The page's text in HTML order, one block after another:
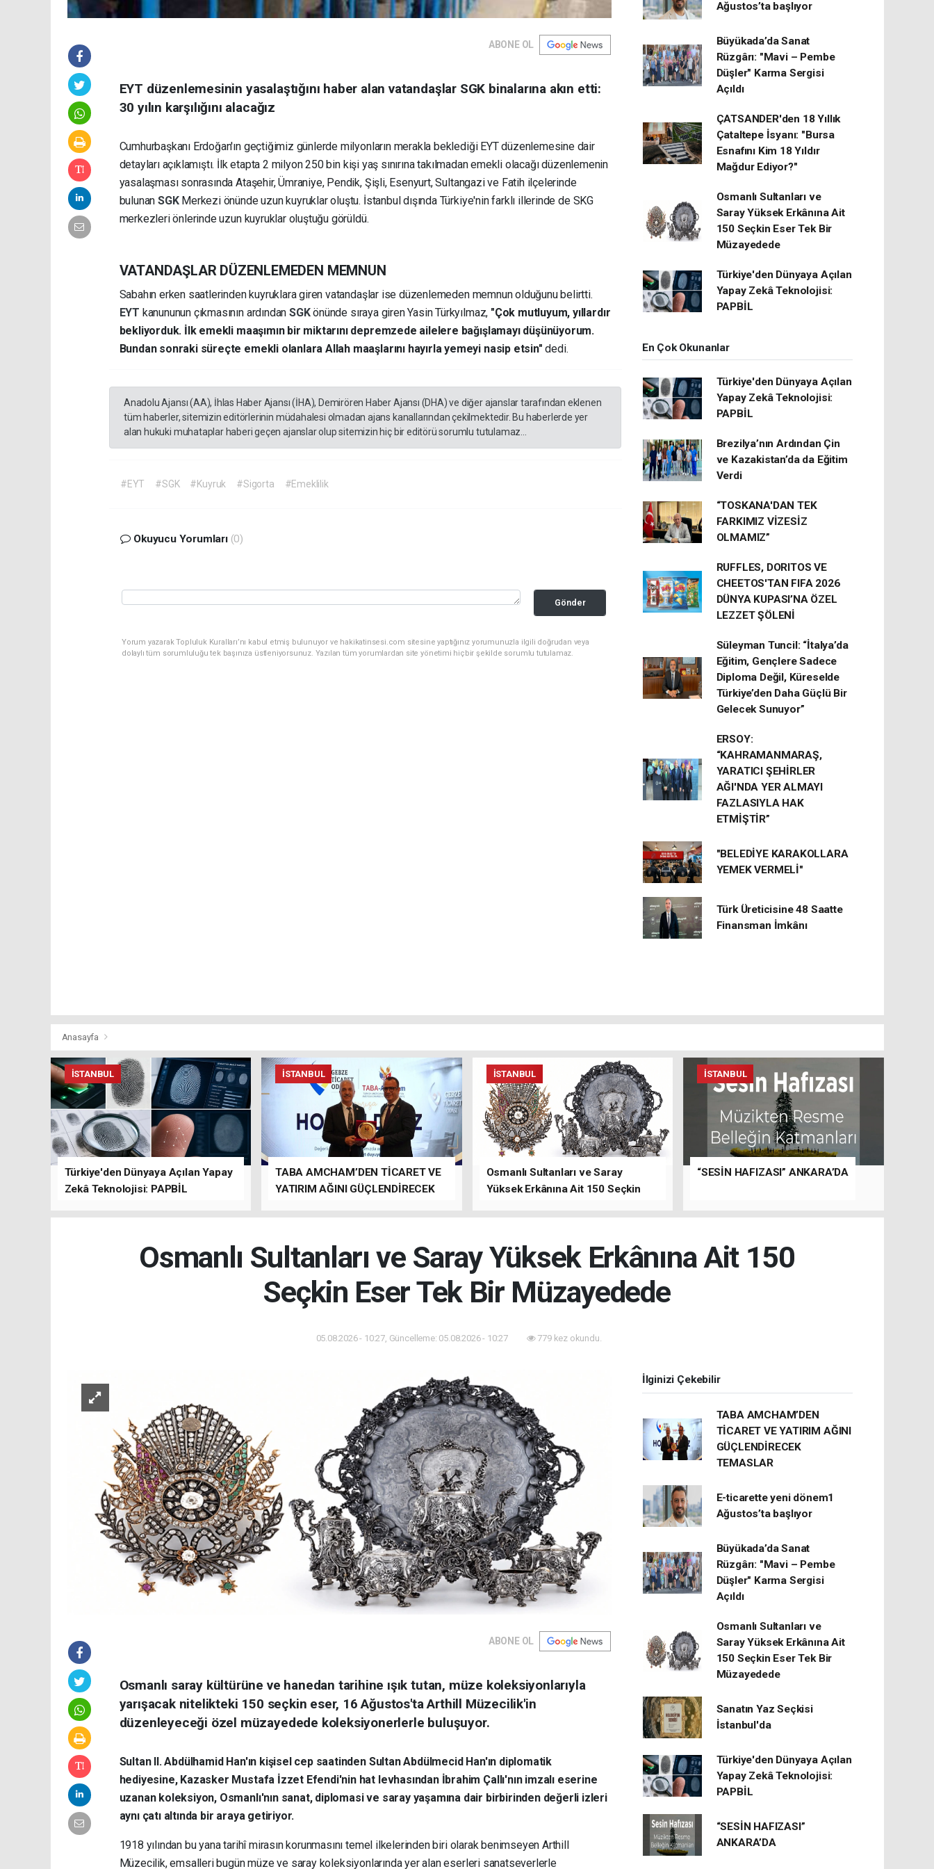
ABONE OL
EYT düzenlemesinin yasalaştığını haber alan vatandaşlar SGK binalarına akın etti:
30 yılın karşılığını alacağız
Cumhurbaşkanı Erdoğan'ın geçtiğimiz günlerde milyonların merakla beklediği EYT düzenlemesine dair
detayları açıklamıştı. İlk etapta 2 milyon 250 bin kişi yaş sınırına takılmadan emekli olacağı düzenlemenin
yasalaşması sonrasında Ataşehir, Ümraniye, Pendik, Şişli, Esenyurt, Sultangazi ve Fatih ilçelerinde
bulunan SGK Merkezi önünde uzun kuyruklar oluştu. İstanbul dışında Türkiye'nin farklı illerinde de SKG
merkezleri önlerinde uzun kuyruklar oluştuğu görüldü.
VATANDAŞLAR DÜZENLEMEDEN MEMNUN
Sabahın erken saatlerinden kuyruklara giren vatandaşlar ise düzenlemeden memnun olduğunu belirtti.
EYT kanununun çıkmasının ardından SGKönünde sıraya giren Yasin Türkyılmaz, "Çok mutluyum, yıllardır
bekliyorduk. İlk emekli maaşımın bir miktarını depremzede ailelere bağışlamayı düşünüyorum.
Bundan sonraki süreçte emekli olanlara Allah maaşlarını hayırla yemeyi nasip etsin" dedi.
Anadolu Ajansı (AA), İhlas Haber Ajansı (İHA), Demirören Haber Ajansı (DHA) ve diğer ajanslar tarafından eklenen
tüm haberler, sitemizin editörlerinin müdahalesi olmadan ajans kanallarından çekilmektedir. Bu haberlerde yer
alan hukuki muhataplar haberi geçen ajanslar olup sitemizin hiç bir editörü sorumlu tutulamaz...
#EYT #SGK #Kuyruk #Sigorta #Emeklilik
Okuyucu Yorumları (0)
Gönder
Yorum yazarak Topluluk Kuralları’nı kabul etmiş bulunuyor ve hakikatinsesi.com sitesine yaptığınız yorumunuzla ilgili doğrudan veya
dolaylı tüm sorumluluğu tek başınıza üstleniyorsunuz. Yazılan tüm yorumlardan site yönetimi hiçbir şekilde sorumlu tutulamaz.
Ağustos’ta başlıyor
Büyükada’da Sanat
Rüzgârı: "Mavi – Pembe
Düşler" Karma Sergisi
Açıldı
ÇATSANDER'den 18 Yıllık
Çataltepe İsyanı: "Bursa
Esnafını Kim 18 Yıldır
Mağdur Ediyor?"
Osmanlı Sultanları ve
Saray Yüksek Erkânına Ait
150 Seçkin Eser Tek Bir
Müzayedede
Türkiye'den Dünyaya Açılan
Yapay Zekâ Teknolojisi:
PAPBİL
En Çok Okunanlar
Türkiye'den Dünyaya Açılan
Yapay Zekâ Teknolojisi:
PAPBİL
Brezilya’nın Ardından Çin
ve Kazakistan’da da Eğitim
Verdi
“TOSKANA'DAN TEK
FARKIMIZ VİZESİZ
OLMAMIZ”
RUFFLES, DORITOS VE
CHEETOS'TAN FIFA 2026
DÜNYA KUPASI’NA ÖZEL
LEZZET ŞÖLENİ
Süleyman Tuncil: “İtalya’da
Eğitim, Gençlere Sadece
Diploma Değil, Küreselde
Türkiye’den Daha Güçlü Bir
Gelecek Sunuyor”
ERSOY:
“KAHRAMANMARAŞ,
YARATICI ŞEHİRLER
AĞI'NDA YER ALMAYI
FAZLASIYLA HAK
ETMİŞTİR”
"BELEDİYE KARAKOLLARA
YEMEK VERMELİ"
Türk Üreticisine 48 Saatte
Finansman İmkânı
Anasayfa
İSTANBUL
Türkiye'den Dünyaya Açılan Yapay
Zekâ Teknolojisi: PAPBİL
İSTANBUL
TABA AMCHAM’DEN TİCARET VE
YATIRIM AĞINI GÜÇLENDİRECEK
İSTANBUL
Osmanlı Sultanları ve Saray
Yüksek Erkânına Ait 150 Seçkin
İSTANBUL
“SESİN HAFIZASI” ANKARA’DA
Osmanlı Sultanları ve Saray Yüksek Erkânına Ait 150
Seçkin Eser Tek Bir Müzayedede
05.08.2026 - 10:27, Güncelleme: 05.08.2026 - 10:27 779 kez okundu.
ABONE OL
Osmanlı saray kültürüne ve hanedan tarihine ışık tutan, müze koleksiyonlarıyla
yarışacak nitelikteki 150 seçkin eser, 16 Ağustos'ta Arthill Müzecilik'in
düzenleyeceği özel müzayedede koleksiyonerlerle buluşuyor.
Sultan II. Abdülhamid Han'ın kişisel cep saatinden Sultan Abdülmecid Han'ın diplomatik
hediyesine, Kazasker Mustafa İzzet Efendi'nin hat levhasından İbrahim Çallı'nın imzalı eserine
uzanan koleksiyon, Osmanlı'nın sanat, diplomasi ve saray yaşamına dair birbirinden değerli izleri
aynı çatı altında bir araya getiriyor.
1918 yılından bu yana tarihî mirasın korunmasını temel ilkelerinden biri olarak benimseyen Arthill
Müzecilik, emsalleri bugün müze ve saray koleksiyonlarında yer alan eserleri sanatseverlerle
İlginizi Çekebilir
TABA AMCHAM’DEN
TİCARET VE YATIRIM AĞINI
GÜÇLENDİRECEK
TEMASLAR
E-ticarette yeni dönem1
Ağustos’ta başlıyor
Büyükada’da Sanat
Rüzgârı: "Mavi – Pembe
Düşler" Karma Sergisi
Açıldı
Osmanlı Sultanları ve
Saray Yüksek Erkânına Ait
150 Seçkin Eser Tek Bir
Müzayedede
Sanatın Yaz Seçkisi
İstanbul'da
Türkiye'den Dünyaya Açılan
Yapay Zekâ Teknolojisi:
PAPBİL
“SESİN HAFIZASI”
ANKARA’DA